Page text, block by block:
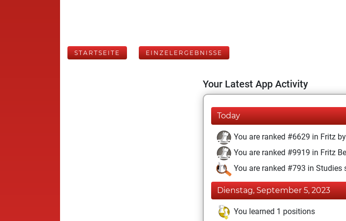
STARTSEITE EINZELERGEBNISSE
Your Latest App Activity
Today
You are ranked #6629 in Fritz
You are ranked #9919 in Fritz
You are ranked #793 in Studies
Dienstag, September 5, 2023
You learned 1 positions